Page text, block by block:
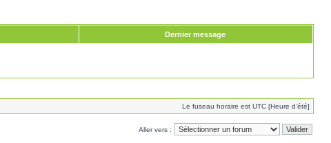
Dernier message
Le fuseau horaire est UTC [Heure d’été]
Aller vers :